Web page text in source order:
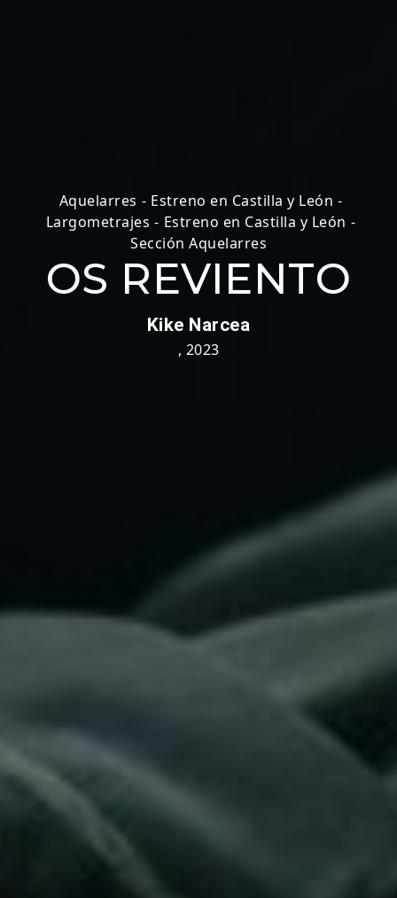
Aquelarres - Estreno en Castilla y León -
Largometrajes - Estreno en Castilla y León -
Sección Aquelarres
OS REVIENTO
Kike Narcea
, 2023